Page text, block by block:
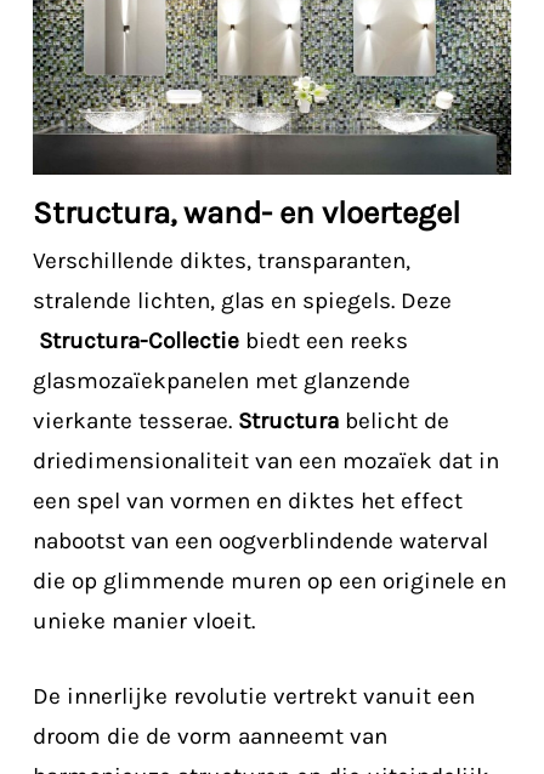
Structura, wand- en vloertegel
Verschillende diktes, transparanten,
stralende lichten, glas en spiegels. Deze
Structura-Collectiebiedt een reeks
glasmozaïekpanelen met glanzende
vierkante tesserae.Structurabelicht de
driedimensionaliteit van een mozaïek dat in
een spel van vormen en diktes het effect
nabootst van een oogverblindende waterval
die op glimmende muren op een originele en
unieke manier vloeit.
De innerlijke revolutie vertrekt vanuit een
droom die de vorm aanneemt van